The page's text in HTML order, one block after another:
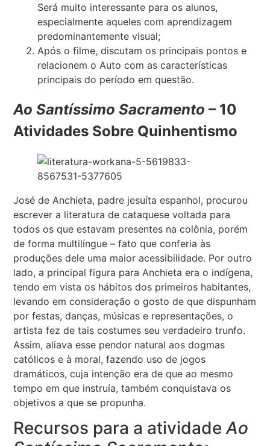
Será muito interessante para os alunos,
especialmente aqueles com aprendizagem
predominantemente visual;
Após o filme, discutam os principais pontos e
relacionem o Auto com as características
principais do período em questão.
Ao Santíssimo Sacramento – 10
Atividades Sobre Quinhentismo
José de Anchieta, padre jesuíta espanhol, procurou
escrever a literatura de cataquese voltada para
todos os que estavam presentes na colônia, porém
de forma multilíngue – fato que conferia às
produções dele uma maior acessibilidade. Por outro
lado, a principal figura para Anchieta era o indígena,
tendo em vista os hábitos dos primeiros habitantes,
levando em consideração o gosto de que dispunham
por festas, danças, músicas e representações, o
artista fez de tais costumes seu verdadeiro trunfo.
Assim, aliava esse pendor natural aos dogmas
católicos e à moral, fazendo uso de jogos
dramáticos, cuja intenção era de que ao mesmo
tempo em que instruía, também conquistava os
objetivos a que se propunha.
Recursos para a atividadeAo